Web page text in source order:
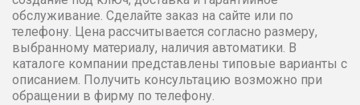
обслуживание. Сделайте заказ на сайте или по
телефону. Цена рассчитывается согласно размеру,
выбранному материалу, наличия автоматики. В
каталоге компании представлены типовые варианты с
описанием. Получить консультацию возможно при
обращении в фирму по телефону.